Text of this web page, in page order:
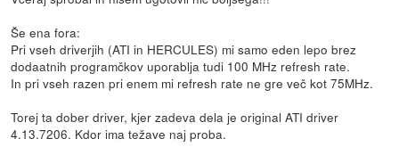
Še ena fora:
Pri vseh driverjih (ATI in HERCULES) mi samo eden lepo brez
dodaatnih programčkov uporablja tudi 100 MHz refresh rate.
In pri vseh razen pri enem mi refresh rate ne gre več kot 75MHz.
Torej ta dober driver, kjer zadeva dela je original ATI driver
4.13.7206. Kdor ima težave naj proba.